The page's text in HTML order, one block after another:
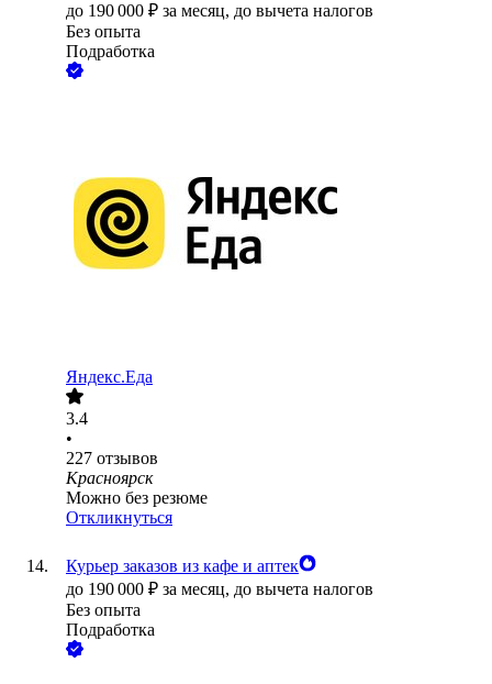
до 190 000 ₽ за месяц, до вычета налогов
Без опыта
Подработка
Яндекс.Еда
3.4
•
227 отзывов
Красноярск
Можно без резюме
Откликнуться
Курьер заказов из кафе и аптек
до 190 000 ₽ за месяц, до вычета налогов
Без опыта
Подработка